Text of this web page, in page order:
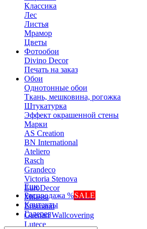
Классика
Лес
Листья
Мрамор
Цветы
Фотообои
Divino Decor
Печать на заказ
Обои
Однотонные обои
Ткань, мешковина, рогожка
Штукатурка
Эффект окрашенной стены
Марки
AS Creation
BN International
Ateliero
Rasch
Grandeco
Victoria Stenova
EuroDecor
Milassa
Erismann
Gaenari Wallcovering
Lutece
Еще
Распродажа %SALE
Контакты
Галерея